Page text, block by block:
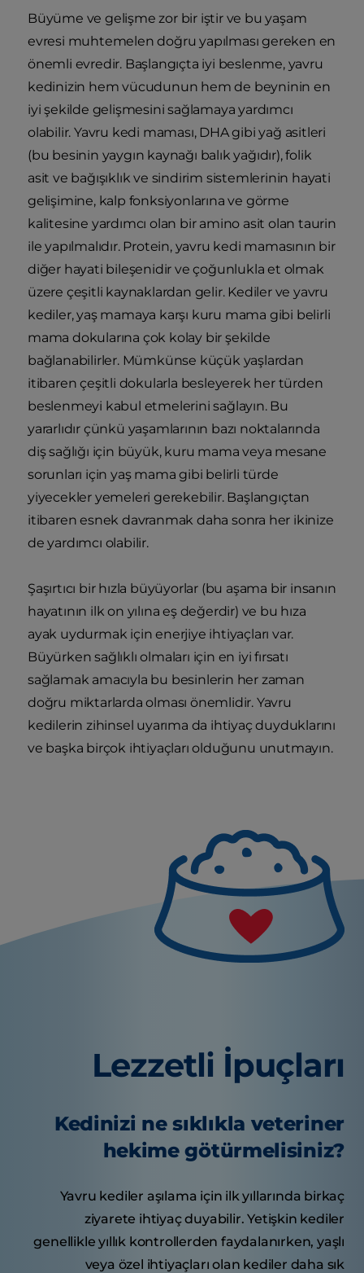
Büyüme ve gelişme zor bir iştir ve bu yaşam
evresi muhtemelen doğru yapılması gereken en
önemli evredir. Başlangıçta iyi beslenme, yavru
kedinizin hem vücudunun hem de beyninin en
iyi şekilde gelişmesini sağlamaya yardımcı
olabilir. Yavru kedi maması, DHA gibi yağ asitleri
(bu besinin yaygın kaynağı balık yağıdır), folik
asit ve bağışıklık ve sindirim sistemlerinin hayati
gelişimine, kalp fonksiyonlarına ve görme
kalitesine yardımcı olan bir amino asit olan taurin
ile yapılmalıdır. Protein, yavru kedi mamasının bir
diğer hayati bileşenidir ve çoğunlukla et olmak
üzere çeşitli kaynaklardan gelir. Kediler ve yavru
kediler, yaş mamaya karşı kuru mama gibi belirli
mama dokularına çok kolay bir şekilde
bağlanabilirler. Mümkünse küçük yaşlardan
itibaren çeşitli dokularla besleyerek her türden
beslenmeyi kabul etmelerini sağlayın. Bu
yararlıdır çünkü yaşamlarının bazı noktalarında
diş sağlığı için büyük, kuru mama veya mesane
sorunları için yaş mama gibi belirli türde
yiyecekler yemeleri gerekebilir. Başlangıçtan
itibaren esnek davranmak daha sonra her ikinize
de yardımcı olabilir.
Şaşırtıcı bir hızla büyüyorlar (bu aşama bir insanın
hayatının ilk on yılına eş değerdir) ve bu hıza
ayak uydurmak için enerjiye ihtiyaçları var.
Büyürken sağlıklı olmaları için en iyi fırsatı
sağlamak amacıyla bu besinlerin her zaman
doğru miktarlarda olması önemlidir. Yavru
kedilerin zihinsel uyarıma da ihtiyaç duyduklarını
ve başka birçok ihtiyaçları olduğunu unutmayın.
Lezzetli İpuçları
Kedinizi ne sıklıkla veteriner
hekime götürmelisiniz?
Yavru kediler aşılama için ilk yıllarında birkaç
ziyarete ihtiyaç duyabilir. Yetişkin kediler
genellikle yıllık kontrollerden faydalanırken, yaşlı
veya özel ihtiyaçları olan kediler daha sık